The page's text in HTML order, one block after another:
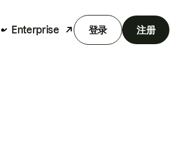
Enterprise 登录 注册